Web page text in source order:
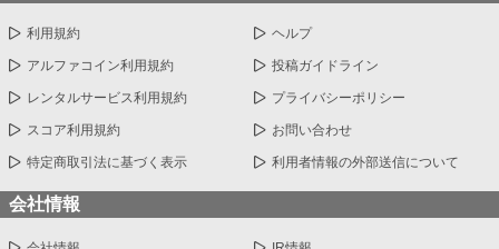
利用規約 ヘルプ
アルファコイン利用規約 投稿ガイドライン
レンタルサービス利用規約 プライバシーポリシー
スコア利用規約 お問い合わせ
特定商取引法に基づく表示 利用者情報の外部送信について
会社情報